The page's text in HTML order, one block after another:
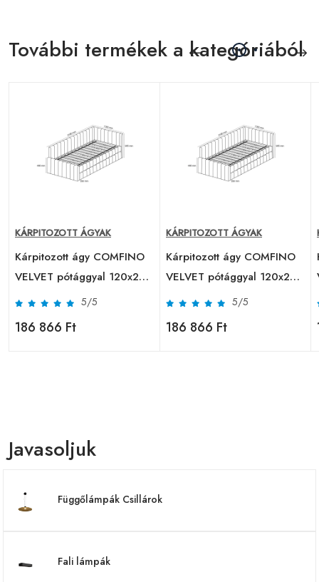
További termékek a kategóriából
KÁRPITOZOTT ÁGYAK
Kárpitozott ágy COMFINO
VELVET pótággyal 120x200
cm rózsaszín
5/5
186 866 Ft
KÁRPITOZOTT ÁGYAK
Kárpitozott ágy COMFINO
VELVET pótággyal 120x200
cm sötétzöld
5/5
186 866 Ft
Javasoljuk
Függőlámpák Csillárok
Fali lámpák